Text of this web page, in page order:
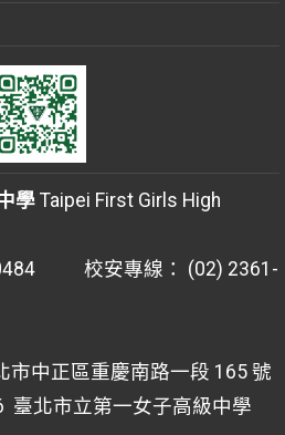
學Taipei First Girls High
校安專線： (02) 2361-
市中正區重慶南路一段 165 號
臺北市立第一女子高級中學